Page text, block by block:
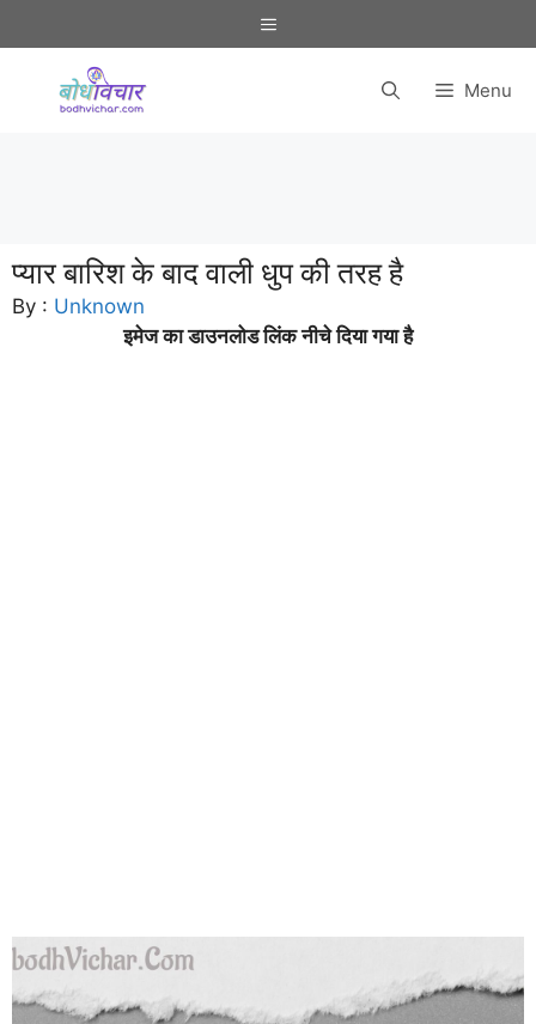
to
Menu
Menu
प्यार बारिश के बाद वाली धुप की तरह है
By : Unknown
इमेज का डाउनलोड लिंक नीचे दिया गया है